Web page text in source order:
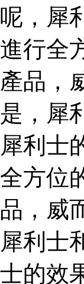
呢，犀
進行全
產品，
是，犀
犀利士
全方位
品，威
犀利士
士的效